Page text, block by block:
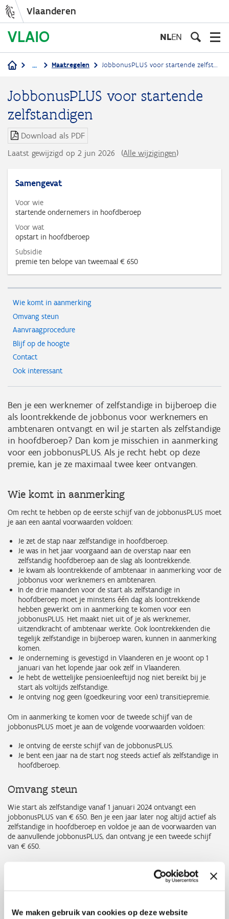
We maken gebruik van cookies op deze website
Vlaanderen
NLEN
... Maatregelen JobbonusPLUS voor startende zelfstandigen
JobbonusPLUS voor startende
zelfstandigen
Download als PDF
Laatst gewijzigd op 2 jun 2026
(Alle wijzigingen)
Samengevat
Voor wie
startende ondernemers in hoofdberoep
Voor wat
opstart in hoofdberoep
Subsidie
premie ten belope van tweemaal € 650
Wie komt in aanmerking
Omvang steun
Aanvraagprocedure
Blijf op de hoogte
Contact
Ook interessant
Ben je een werknemer of zelfstandige in bijberoep die
als loontrekkende de jobbonus voor werknemers en
ambtenaren ontvangt en wil je starten als zelfstandige
in hoofdberoep? Dan kom je misschien in aanmerking
voor een jobbonusPLUS. Als je recht hebt op deze
premie, kan je ze maximaal twee keer ontvangen.
Wie komt in aanmerking
Om recht te hebben op de eerste schijf van de jobbonusPLUS moet
je aan een aantal voorwaarden voldoen:
Je zet de stap naar zelfstandige in hoofdberoep.
Je was in het jaar voorgaand aan de overstap naar een
zelfstandig hoofdberoep aan de slag als loontrekkende.
Je kwam als loontrekkende of ambtenaar in aanmerking voor de
jobbonus voor werknemers en ambtenaren.
In de drie maanden voor de start als zelfstandige in
hoofdberoep moet je minstens één dag als loontrekkende
hebben gewerkt om in aanmerking te komen voor een
jobbonusPLUS. Het maakt niet uit of je als werknemer,
uitzendkracht of ambtenaar werkte. Ook loontrekkenden die
tegelijk zelfstandige in bijberoep waren, kunnen in aanmerking
komen.
Je onderneming is gevestigd in Vlaanderen en je woont op 1
januari van het lopende jaar ook zelf in Vlaanderen.
Je hebt de wettelijke pensioenleeftijd nog niet bereikt bij je
start als voltijds zelfstandige.
Je ontving nog geen (goedkeuring voor een) transitiepremie.
Om in aanmerking te komen voor de tweede schijf van de
jobbonusPLUS moet je aan de volgende voorwaarden voldoen:
Je ontving de eerste schijf van de jobbonusPLUS.
Je bent een jaar na de start nog steeds actief als zelfstandige in
hoofdberoep.
Omvang steun
Wie start als zelfstandige vanaf 1 januari 2024 ontvangt een
jobbonusPLUS van € 650. Ben je een jaar later nog altijd actief als
zelfstandige in hoofdberoep en voldoe je aan de voorwaarden van
de aanvullende jobbonusPLUS, dan ontvang je een tweede schijf
van € 650.
dat je aan alle voorwaarden voldoet. Dat gebeurt in het jaar waarin
De premie wordt beschouwd als een beroepsinkomen en wordt dus